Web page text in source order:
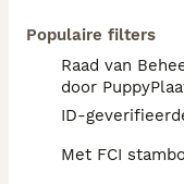
Populaire filters
Raad van
door
ID-
Met FCI